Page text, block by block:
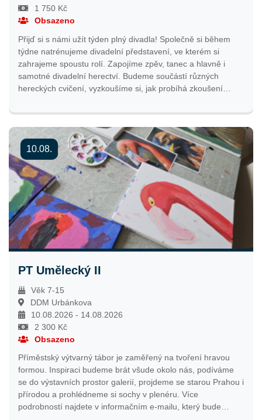
1 750 Kč
Obsazeno
Přijď si s námi užít týden plný divadla! Společně si během
týdne natrénujeme divadelní představení, ve kterém si
zahrajeme spoustu rolí. Zapojíme zpěv, tanec a hlavně i
samotné divadelní herectví. Budeme součástí různých
hereckých cvičení, vyzkoušíme si, jak probíhá zkoušení
absolventka herecké konzervatoře, kterou spousta z Vás už
jistě zná! Celý týden zakončíme oblíbenou LaserGame a
samozřejmě naší vlastní divadelní premiérou! Více
podrobností včetně názvu představení najdete v
informačním e-mailu, který bude odeslán nejpozději týden
před začátkem tábora. Přihlašování bude spuštěno 2. 2.
2026 ve 12:00 hodin.
10.08.
PT Umělecký II
Věk 7-15
DDM Urbánkova
10.08.2026 - 14.08.2026
2 300 Kč
Obsazeno
Příměstský výtvarný tábor je zaměřený na tvoření hravou
formou. Inspiraci budeme brát všude okolo nás, podíváme
se do výstavních prostor galerií, projdeme se starou Prahou i
přírodou a prohlédneme si sochy v plenéru. Více
podrobností najdete v informačním e-mailu, který bude